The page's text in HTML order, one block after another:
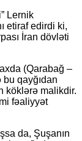
Lernik
etiraf edirdi ki,
İran dövləti
(Qarabağ –
qayğıdan
köklərə malikdir.
fəaliyyət
da, Şuşanın